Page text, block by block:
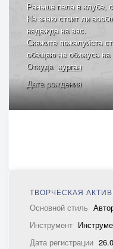
Раньше пела в клубе,
Не знаю стоит ли
надежда на вас.
Скажите пожалуйста
обещаю не обижусь на
Откуда курган
Дата рождения
ТВОРЧЕСКАЯ
Основной стиль
Инструмент
Дата регистрации